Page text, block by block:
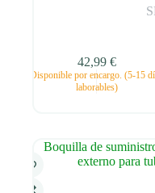
42,99 €
Disponible por encargo. (5-15
laborables)